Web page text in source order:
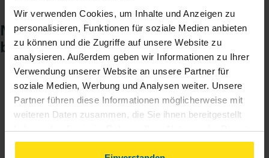
Wir verwenden Cookies, um Inhalte und Anzeigen zu
personalisieren, Funktionen für soziale Medien anbieten
zu können und die Zugriffe auf unsere Website zu
analysieren. Außerdem geben wir Informationen zu Ihrer
Verwendung unserer Website an unsere Partner für
soziale Medien, Werbung und Analysen weiter. Unsere
Partner führen diese Informationen möglicherweise mit
weiteren Daten zusammen, die Sie ihnen bereitgestellt
haben oder die sie im Rahmen Ihrer Nutzung der Dienste
gesammelt haben. Indem Sie auf Einverstanden klicken,
Noch keinen Zugang? So einfach
beantragen Sie ihn.
1
Sie teilen mir mit, dass Sie MeineVLH nutzen
wollen.
2 Sie bekommen eine E-Mail mit Ihren Zugangsdaten
und einem Aktivierungslink.